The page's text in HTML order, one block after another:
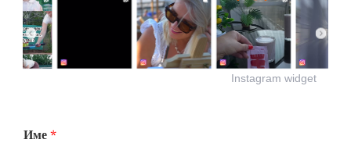
Instagram widget
Име *